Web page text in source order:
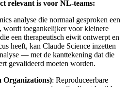
relevant is voor NL-teams:
analyse die normaal gesproken een
wordt toegankelijker voor kleinere
een therapeutisch eiwit ontwerpt en
heeft, kan Claude Science inzetten
— met de kanttekening dat die
gevalideerd moeten worden.
Organizations): Reproduceerbare